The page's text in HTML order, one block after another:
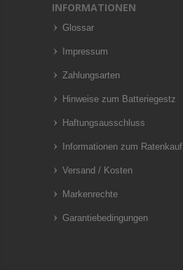
INFORMATIONEN
Glossar
Impressum
Zahlungsarten
Hinweise zum Batteriegestz
Haftungsausschluss
Informationen zum Ratenkauf
Versand / Kosten
Markenrechte
Garantiebedingungen